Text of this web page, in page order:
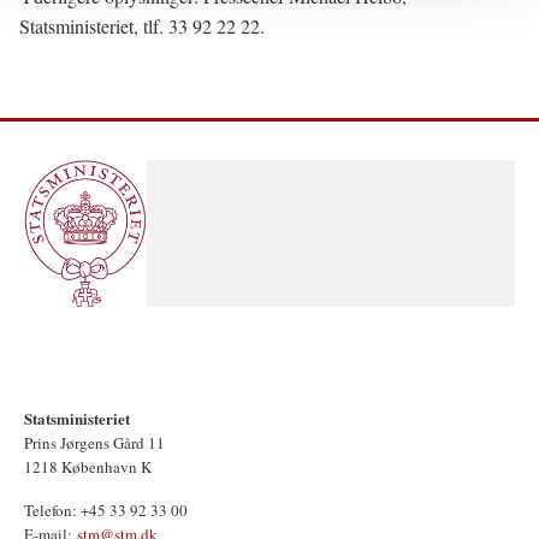
Statsministeriet, tlf. 33 92 22 22.
Statsministeriet
Prins Jørgens Gård 11
1218 København K
Telefon: +45 33 92 33 00